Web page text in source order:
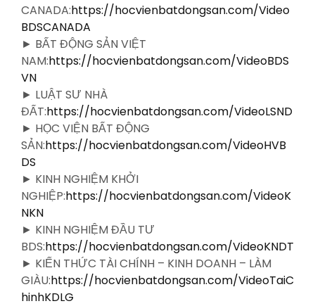
CANADA:https://hocvienbatdongsan.com/Video
BDSCANADA
► BẤT ĐỘNG SẢN VIỆT
NAM:https://hocvienbatdongsan.com/VideoBDS
VN
► LUẬT SƯ NHÀ
ĐẤT:https://hocvienbatdongsan.com/VideoLSND
► HỌC VIỆN BẤT ĐỘNG
SẢN:https://hocvienbatdongsan.com/VideoHVB
DS
► KINH NGHIỆM KHỞI
NGHIỆP:https://hocvienbatdongsan.com/VideoK
NKN
► KINH NGHIỆM ĐẦU TƯ
BDS:https://hocvienbatdongsan.com/VideoKNDT
► KIẾN THỨC TÀI CHÍNH – KINH DOANH – LÀM
GIÀU:https://hocvienbatdongsan.com/VideoTaiC
hinhKDLG